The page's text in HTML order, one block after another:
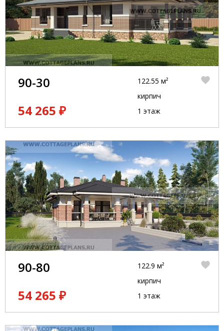
90-30
54 265 ₽
122.55 м²
кирпич
1 этаж
90-80
54 265 ₽
122.9 м²
кирпич
1 этаж